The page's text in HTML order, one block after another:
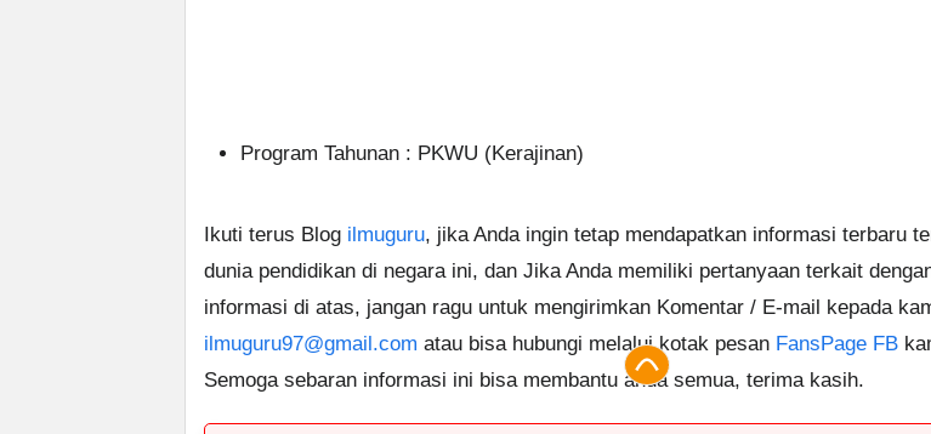
Program Tahunan : PKWU (Kerajinan)
Ikuti terus Blog ilmuguru, jika Anda ingin tetap mendapatkan informasi terbaru
dunia pendidikan di negara ini, dan Jika Anda memiliki pertanyaan terkait
informasi di atas, jangan ragu untuk mengirimkan Komentar / E-mail kepada
ilmuguru97@gmail.com atau bisa hubungi melalui kotak pesan FansPage FB
Semoga sebaran informasi ini bisa membantu anda semua, terima kasih.